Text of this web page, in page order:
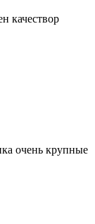
качествор
очень крупные